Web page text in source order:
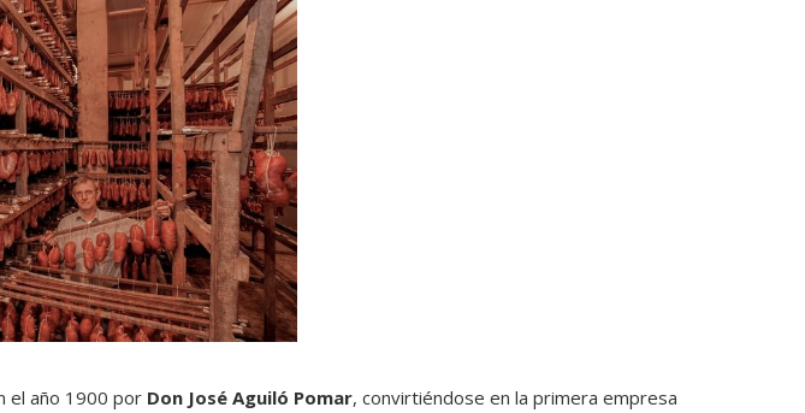
el año 1900 por Don José Aguiló Pomar, convirtiéndose en la primera empresa